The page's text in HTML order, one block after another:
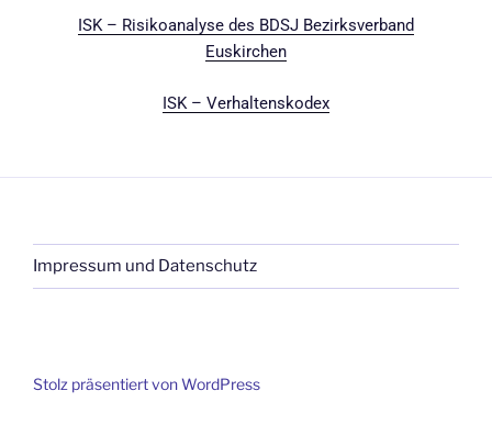
ISK – Risikoanalyse des BDSJ Bezirksverband
Euskirchen
ISK – Verhaltenskodex
Impressum und Datenschutz
Stolz präsentiert von WordPress